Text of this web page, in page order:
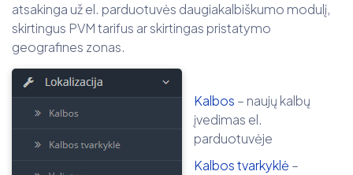
atsakinga už el. parduotuvės daugiakalbiškumo modulį,
skirtingus PVM tarifus ar skirtingas pristatymo
geografines zonas.
Kalbos – naujų kalbų
įvedimas el.
parduotuvėje
Kalbos tvarkyklė –